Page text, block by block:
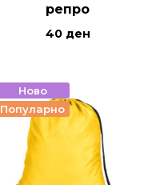
репро
40 ден
Ново
Популарно